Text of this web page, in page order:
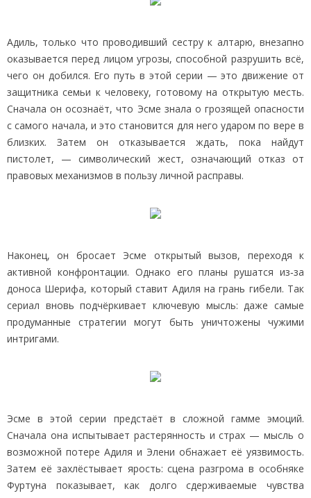
Адиль, только что проводивший сестру к алтарю, внезапно
оказывается перед лицом угрозы, способной разрушить всё,
чего он добился. Его путь в этой серии — это движение от
защитника семьи к человеку, готовому на открытую месть.
Сначала он осознаёт, что Эсме знала о грозящей опасности
с самого начала, и это становится для него ударом по вере в
близких. Затем он отказывается ждать, пока найдут
пистолет, — символический жест, означающий отказ от
правовых механизмов в пользу личной расправы.
Наконец, он бросает Эсме открытый вызов, переходя к
активной конфронтации. Однако его планы рушатся из‑за
доноса Шерифа, который ставит Адиля на грань гибели. Так
сериал вновь подчёркивает ключевую мысль: даже самые
продуманные стратегии могут быть уничтожены чужими
интригами.
Эсме в этой серии предстаёт в сложной гамме эмоций.
Сначала она испытывает растерянность и страх — мысль о
возможной потере Адиля и Элени обнажает её уязвимость.
Затем её захлёстывает ярость: сцена разгрома в особняке
Фуртуна показывает, как долго сдерживаемые чувства